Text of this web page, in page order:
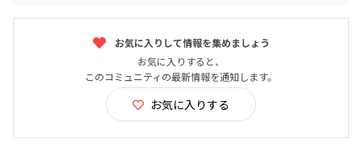
お気に入りして情報を集めましょう
お気に入りすると、
このコミュニティの最新情報を通知します。
お気に入りする